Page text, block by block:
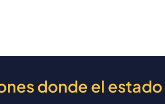
donde el